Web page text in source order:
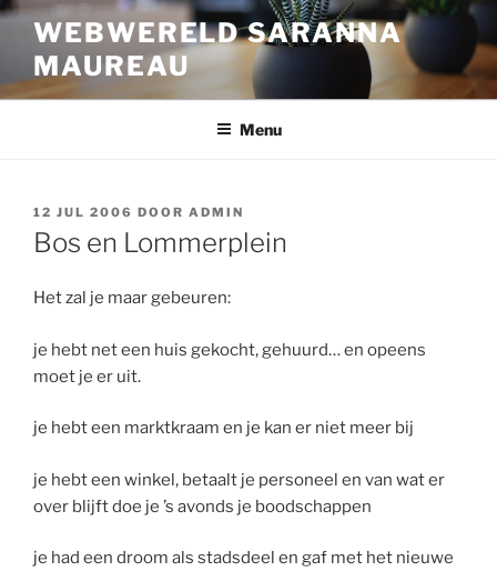
Ga
inhoud
WEBWERELD SARANNA
MAUREAU
Menu
GEPLAATST
OP
12 JUL 2006 DOOR ADMIN
Bos en Lommerplein
Het zal je maar gebeuren:
je hebt net een huis gekocht, gehuurd… en opeens
moet je er uit.
je hebt een marktkraam en je kan er niet meer bij
je hebt een winkel, betaalt je personeel en van wat er
over blijft doe je ’s avonds je boodschappen
je had een droom als stadsdeel en gaf met het nieuwe